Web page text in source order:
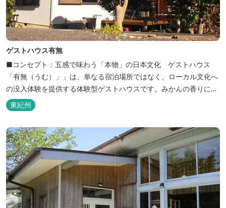
ゲストハウス有無
■コンセプト：五感で味わう「本物」の日本文化 ゲストハウス
「有無（うむ）」」は、単なる宿泊場所ではなく、ローカル文化へ
の没入体験を提供する体験型ゲストハウスです。みかんの香りに包
まれ、歴史ある世界遺産を巡り、日本の原風景に触れる。「本物」
の日本文化を巡る冒険がここから始まります。 「年中みかんのとれ
るまち」にある当館は、ご宿泊のお客様にその時期に採れた旬の
「ウエルカムみかん」や無農薬野菜の...
東紀州